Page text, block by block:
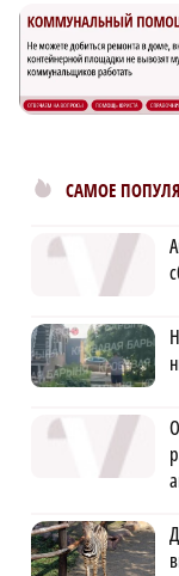
САМОЕ